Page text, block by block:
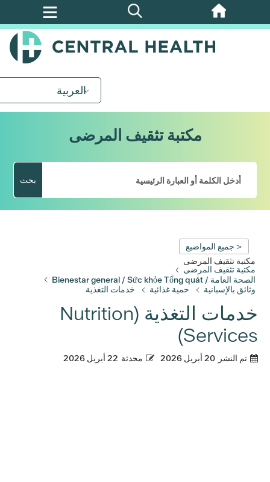
تخطي
العربية
مكتبة تثقيف المرضى
بحث
< جميع المواضيع
مكتبة تثقيف المرضى
مكتبة تثقيف المرضى
الصحة العامة / Bienestar general / Sức khỏe Tổng quát
وثائق بالإسبانية
حمية غذائية خدمات التغذية
خدمات التغذية (Nutrition
Services)
تم النشر 20 أبريل 2026 محدثة 22 أبريل 2026